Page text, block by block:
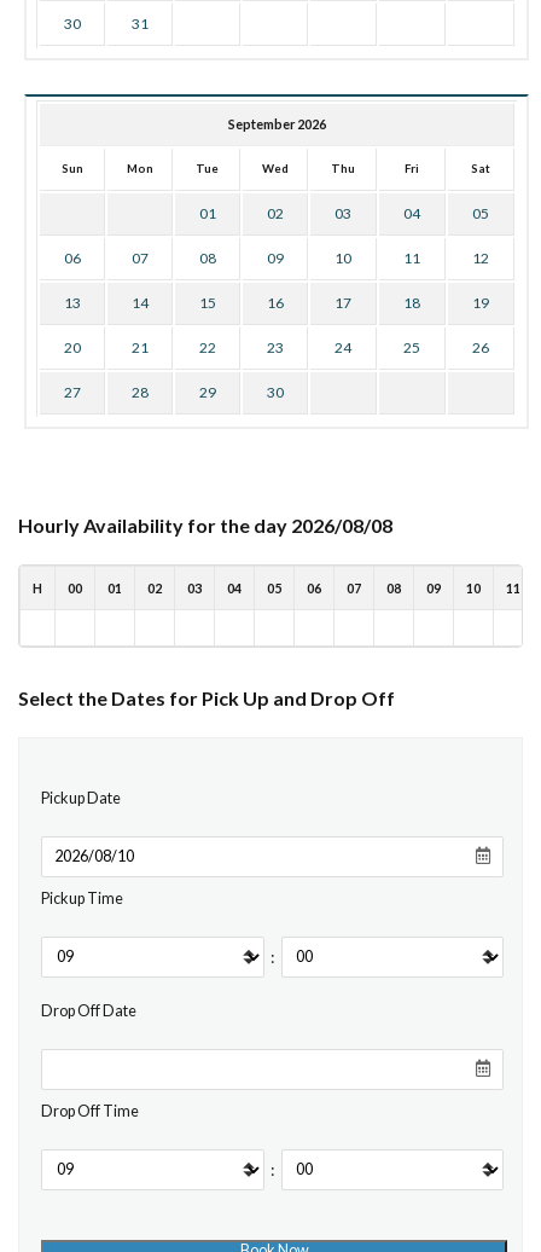
30 31
September 2026
Sun Mon Tue Wed Thu Fri Sat
01 02 03 04 05
06 07 08 09 10 11 12
13 14 15 16 17 18 19
20 21 22 23 24 25 26
27 28 29 30
Hourly Availability for the day 2026/08/08
H 00 01 02 03 04 05 06 07 08 09 10 11
Select the Dates for Pick Up and Drop Off
Pickup Date
Pickup Time
:
Drop Off Date
Drop Off Time
: